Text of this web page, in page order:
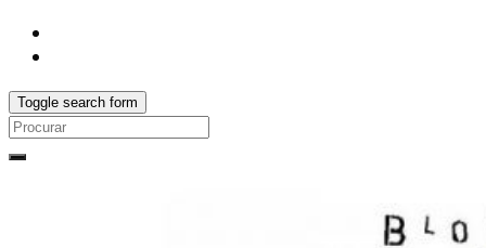
Toggle search form
Search